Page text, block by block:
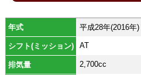
年式 平成28年(2016年)
シフト(ミッション) AT
排気量 2,700cc